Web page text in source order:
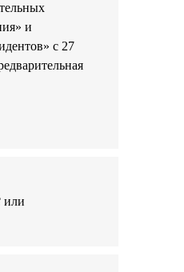
и
с 27
или